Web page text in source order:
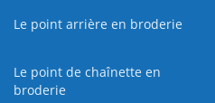
Le point arrière en broderie
Le point de chaînette en
broderie